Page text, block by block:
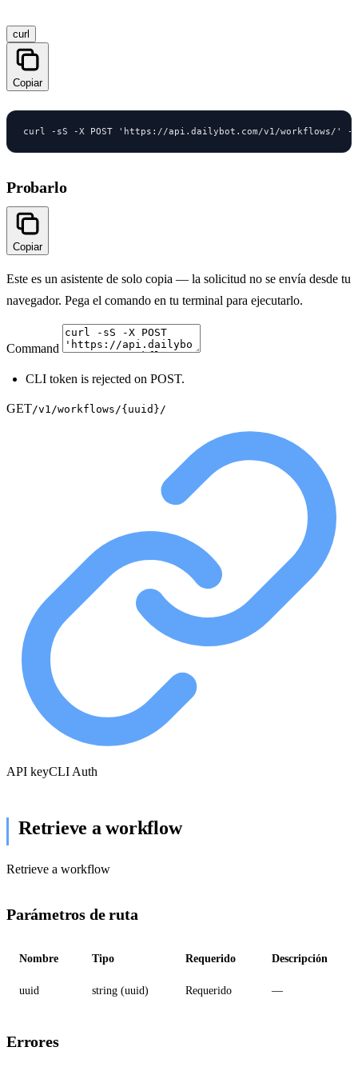
curl
Copiar
curl -sS -X POST 'https://api.dailybot.com/v1/workflows/' -H
Probarlo
Copiar
Este es un asistente de solo copia — la solicitud no se envía desde tu
navegador. Pega el comando en tu terminal para ejecutarlo.
Command
CLI token is rejected on POST.
GET/v1/workflows/{uuid}/
API keyCLI Auth
Retrieve a workflow
Retrieve a workflow
Parámetros de ruta
Nombre Tipo Requerido Descripción
uuid string (uuid) Requerido —
Errores